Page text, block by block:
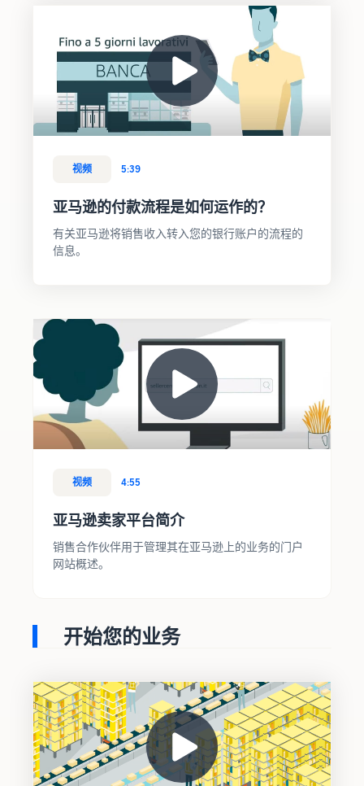
视频 5:39
亚马逊的付款流程是如何运作的？
有关亚马逊将销售收入转入您的银行账户的流程的
信息。
视频 4:55
亚马逊卖家平台简介
销售合作伙伴用于管理其在亚马逊上的业务的门户
网站概述。
开始您的业务